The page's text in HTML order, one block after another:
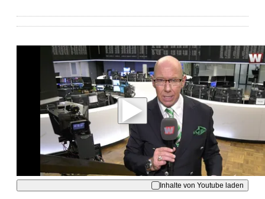
Mit der Wiedergabe dieses Videos werden
Daten an Youtube übertragen.
Hinweise dazu erhalten Sie in der Datenschutzerklärung
Akzeptieren
Inhalte von Youtube laden